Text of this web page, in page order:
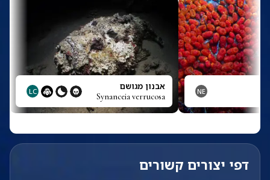
NE אבנון מגושם
Synanceia verrucosa
LC
דפי יצורים קשורים